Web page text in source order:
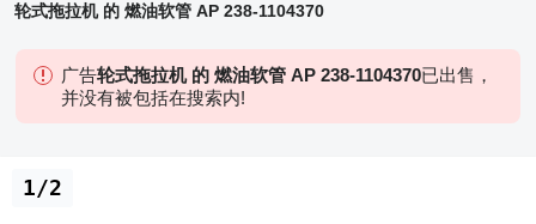
轮式拖拉机 的 燃油软管 AP 238-1104370
广告轮式拖拉机 的 燃油软管 AP 238-1104370已出售，
并没有被包括在搜索内!
1/2